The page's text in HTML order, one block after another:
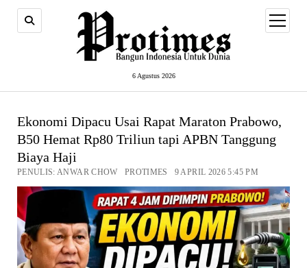
6 Agustus 2026
open
menu
Ekonomi Dipacu Usai Rapat Maraton Prabowo,
B50 Hemat Rp80 Triliun tapi APBN Tanggung
Biaya Haji
PENULIS: ANWAR CHOW PROTIMES 9 APRIL 2026 5:45 PM